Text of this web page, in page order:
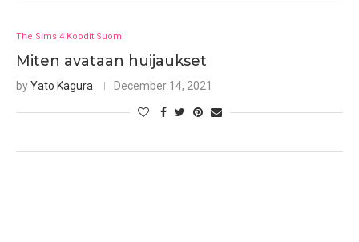
The Sims 4 Koodit Suomi
Miten avataan huijaukset
byYato Kagura December 14, 2021